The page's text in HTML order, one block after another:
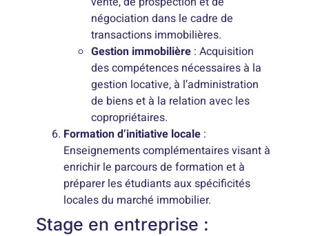
négociation dans le cadre de
transactions immobilières.
Gestion immobilière : Acquisition
des compétences nécessaires à la
gestion locative, à l’administration
de biens et à la relation avec les
copropriétaires.
Formation d’initiative locale :
Enseignements complémentaires visant à
enrichir le parcours de formation et à
préparer les étudiants aux spécificités
locales du marché immobilier.
Stage en entreprise :